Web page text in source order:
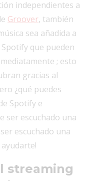
independientes a
Groover, también
sea añadida a
que pueden
; esto
gracias al
¿qué puedes
Spotify e
ser escuchado una
escuchado una
streaming